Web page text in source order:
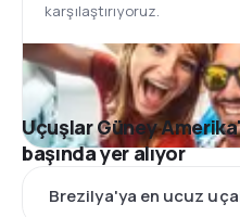
karşılaştırıyoruz.
Uçuşlar Güney
başında yer alıyor
Brezilya'ya en ucuz